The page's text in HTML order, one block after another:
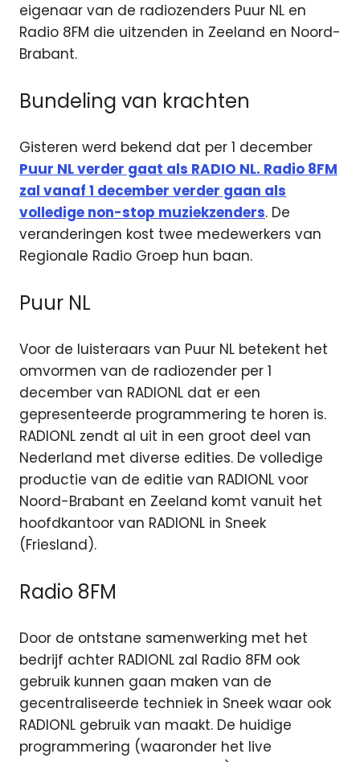
eigenaar van de radiozenders Puur NL en
Radio 8FM die uitzenden in Zeeland en Noord-
Brabant.
Bundeling van krachten
Gisteren werd bekend dat per 1 december
Puur NL verder gaat als RADIO NL. Radio 8FM
zal vanaf 1 december verder gaan als
volledige non-stop muziekzenders. De
veranderingen kost twee medewerkers van
Regionale Radio Groep hun baan.
Puur NL
Voor de luisteraars van Puur NL betekent het
omvormen van de radiozender per 1
december van RADIONL dat er een
gepresenteerde programmering te horen is.
RADIONL zendt al uit in een groot deel van
Nederland met diverse edities. De volledige
productie van de editie van RADIONL voor
Noord-Brabant en Zeeland komt vanuit het
hoofdkantoor van RADIONL in Sneek
(Friesland).
Radio 8FM
Door de ontstane samenwerking met het
bedrijf achter RADIONL zal Radio 8FM ook
gebruik kunnen gaan maken van de
gecentraliseerde techniek in Sneek waar ook
RADIONL gebruik van maakt. De huidige
programmering (waaronder het live